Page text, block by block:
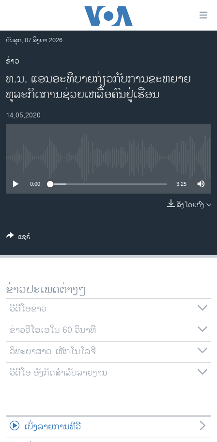
ເຂົ້າ
ຫາ
ຂ້າມ
ຂ້າມ
ຂ້າມ
ໄປ
ຫາ
ຊອກ
ອາເມຣິກາ
ການເລືອກຕັ້ງ ປະທານາທີບໍດີ ສະຫະລັດ 2024
ຂ່າວ​ຈີນ
ຊີວິດຊາວລາວ
ທຸລະກິດ
ພາສາອັງກິດ
ສຽງ
ລາຍການກະຈາຍສຽງ
ລາຍງານ
ຕິດຕາມພວກເຮົາ ທີ່
ພາສາຕ່າງໆ
ວັນສຸກ, 07 ສິງຫາ 2026
ຂ່າວ
ທ.ນ. ແອນອະທິບາຍກ່ຽວກັບການຂະຫຍາຍ
ທຸລະກິດການຊ່ວຍເຫລືອຄົນຢູ່ເຮືອນ
14,05,2020
0:00 3:25
ລິງໂດຍກົງ
ແຊຣ໌
ຂ່າວປະເພດຕ່າງໆ
ວີດີໂອຂ່າວ
ຂ່າວວີໂອເອໃນ 60 ວິນາທີ
ວິທະຍາສາດ-ເທັກໂນໂລຈີ
ວີດີໂອ ອັງກິດສຳລັບລາຍງານ
ເບິ່ງລາຍການທີວີ